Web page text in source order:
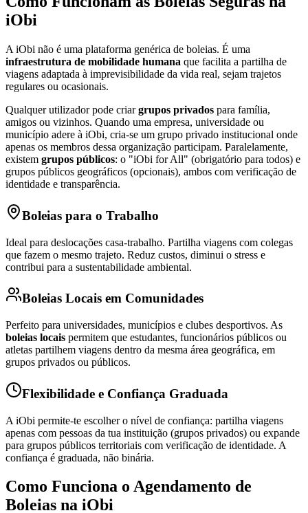
iObi
A iObi não é uma plataforma genérica de boleias. É uma
infraestrutura de mobilidade humana que facilita a partilha de
viagens adaptada à imprevisibilidade da vida real, sejam trajetos
regulares ou ocasionais.
Qualquer utilizador pode criargrupos privados para família,
amigos ou vizinhos. Quando uma empresa, universidade ou
município adere à iObi, cria-se um grupo privado institucional onde
apenas os membros dessa organização participam. Paralelamente,
existem grupos públicos: o "iObi for All" (obrigatório para todos) e
grupos públicos geográficos (opcionais), ambos com verificação de
identidade e transparência.
Boleias para o Trabalho
Ideal para deslocações casa-trabalho. Partilha viagens com colegas
que fazem o mesmo trajeto. Reduz custos, diminui o stress e
contribui para a sustentabilidade ambiental.
Boleias Locais em Comunidades
Perfeito para universidades, municípios e clubes desportivos. As
boleias locais permitem que estudantes, funcionários públicos ou
atletas partilhem viagens dentro da mesma área geográfica, em
grupos privados ou públicos.
Flexibilidade e Confiança Graduada
A iObi permite-te escolher o nível de confiança: partilha viagens
apenas com pessoas da tua instituição (grupos privados) ou expande
para grupos públicos territoriais com verificação de identidade. A
confiança é graduada, não binária.
Como Funciona o Agendamento de
Boleias na iObi